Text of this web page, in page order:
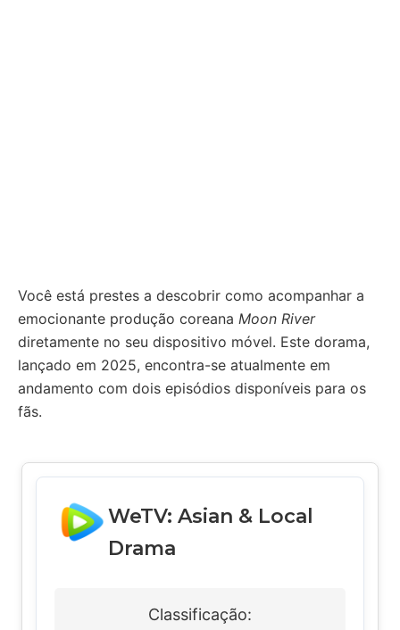
Você está prestes a descobrir como acompanhar a
emocionante produção coreana Moon River
diretamente no seu dispositivo móvel. Este dorama,
lançado em 2025, encontra-se atualmente em
andamento com dois episódios disponíveis para os
fãs.
WeTV: Asian & Local
Drama
Classificação: